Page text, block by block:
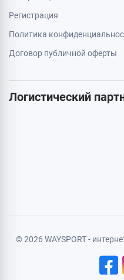
Дополнительно
Акции
Бренды
Карта сайта
Логистический